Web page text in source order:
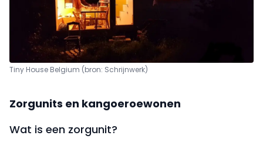
Tiny House Belgium (bron: Schrijnwerk)
Zorgunits en kangoeroewonen
Wat is een zorgunit?